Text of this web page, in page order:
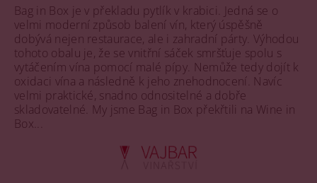
Bag in Box je v překladu pytlík v krabici. Jedná se o
velmi moderní způsob balení vín, který úspěšně
dobývá nejen restaurace, ale i zahradní párty. Výhodou
tohoto obalu je, že se vnitřní sáček smršťuje spolu s
vytáčením vína pomocí malé pípy. Nemůže tedy dojít k
oxidaci vína a následně k jeho znehodnocení. Navíc
velmi praktické, snadno odnositelné a dobře
skladovatelné. My jsme Bag in Box překřtili na Wine in
Box...